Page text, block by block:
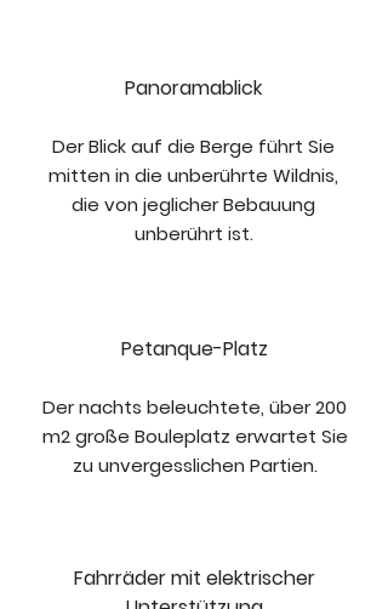
Panoramablick
Der Blick auf die Berge führt Sie
mitten in die unberührte Wildnis,
die von jeglicher Bebauung
unberührt ist.
Petanque-Platz
Der nachts beleuchtete, über 200
m2 große Bouleplatz erwartet Sie
zu unvergesslichen Partien.
Fahrräder mit elektrischer